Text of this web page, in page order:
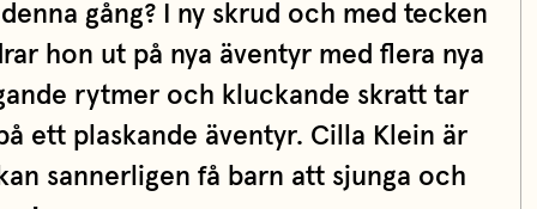
gång? I ny skrud och med tecken
hon ut på nya äventyr med flera nya
rytmer och kluckande skratt tar
ett plaskande äventyr. Cilla Klein är
sannerligen få barn att sjunga och